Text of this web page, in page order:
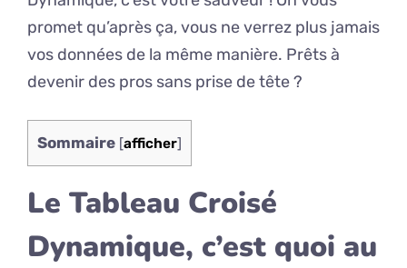
promet qu’après ça, vous ne verrez plus jamais
vos données de la même manière. Prêts à
devenir des pros sans prise de tête ?
Sommaire [afficher]
Le Tableau Croisé
Dynamique, c’est quoi au